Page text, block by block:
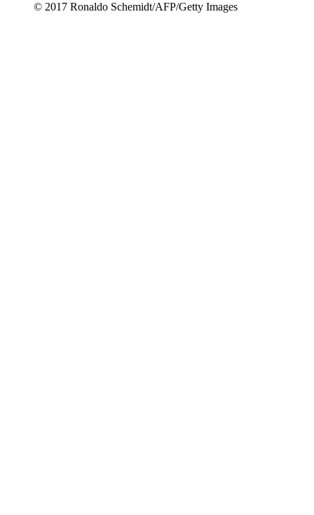
© 2017 Ronaldo Schemidt/AFP/Getty Images